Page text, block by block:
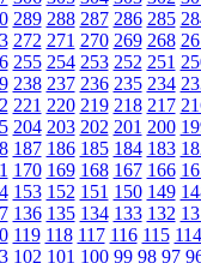
289 288 287 286 285
272 271 270 269 268
255 254 253 252 251
238 237 236 235 234
221 220 219 218 217
204 203 202 201 200
187 186 185 184 183
170 169 168 167 166
153 152 151 150 149
136 135 134 133 132
119 118 117 116 115 114
102 101 100 99 98 97